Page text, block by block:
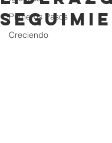
Primeros Pasos
Creciendo